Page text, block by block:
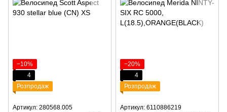
−10%
4
Розпродаж
Артикул: 280568.005
−20%
4
Розпродаж
Артикул: 6110886219